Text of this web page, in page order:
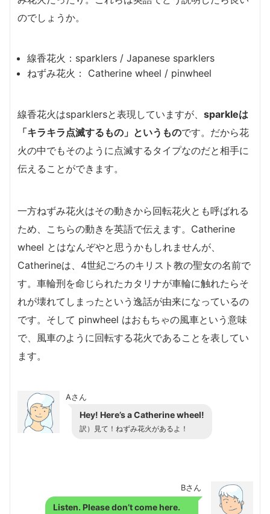
のでしょうか。
線香花火：sparklers / Japanese sparklers
ねずみ花火： Catherine wheel / pinwheel
線香花火はsparklersと表現していますが、 sparkleは
「キラキラ点滅するもの」というものです。だから花
火の中でもそのように点滅するタイプなのだと相手に
伝えることができます。
一方ねずみ花火はその動きから回転花火とも呼ばれる
ため、こちらの動きを英語で伝えます。Catherine
wheel とはなんぞやと思うかもしれませんが、
Catherineは、4世紀ごろのキリスト教の聖女の名前で
す。車輪刑を命じられたカタリナが車輪に触れたらそ
れが壊れてしまったという逸話が由来になっているの
です。そして pinwheel はおもちゃの風車という意味
で、風車のように回転する花火であることを表してい
ます。
Aさん
Hey! Here’s a Catherine wheel!
訳）見て！ねずみ花火があるよ！
Bさん
Listen. Please don’t come here.